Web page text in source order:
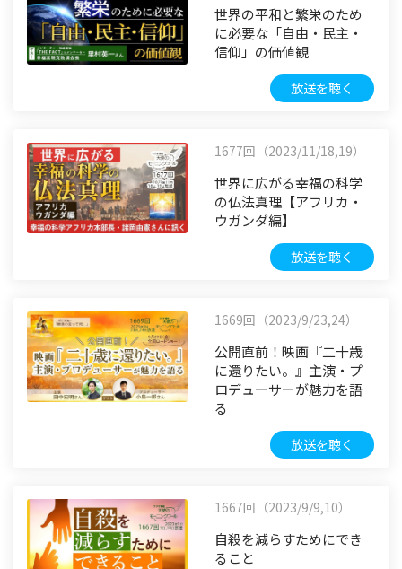
世界の平和と繁栄のため
に必要な「自由・民主・
信仰」の価値観
放送を聴く
1677回（2023/11/18,19）
世界に広がる幸福の科学
の仏法真理【アフリカ・
ウガンダ編】
放送を聴く
1669回（2023/9/23,24）
公開直前！映画『二十歳
に還りたい。』主演・プ
ロデューサーが魅力を語
る
放送を聴く
1667回（2023/9/9,10）
自殺を減らすためにでき
ること